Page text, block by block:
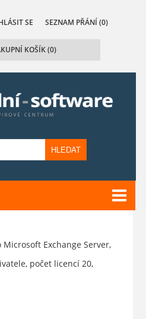
SE SEZNAM PŘÁNÍ (0)
KOŠÍK(0)
HLEDAT
Microsoft Exchange Server,
počet licencí 20,